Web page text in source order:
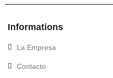
Informations
La Empresa
Contacto